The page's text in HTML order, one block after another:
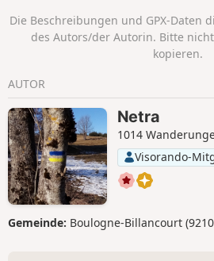
Die Beschreibungen und GPX-Daten
des Autors/der Autorin. Bitte
kopieren.
AUTOR
Netra
1014
Visorando-
Gemeinde: Boulogne-Billancourt